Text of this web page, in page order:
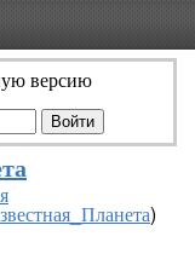
версию
)